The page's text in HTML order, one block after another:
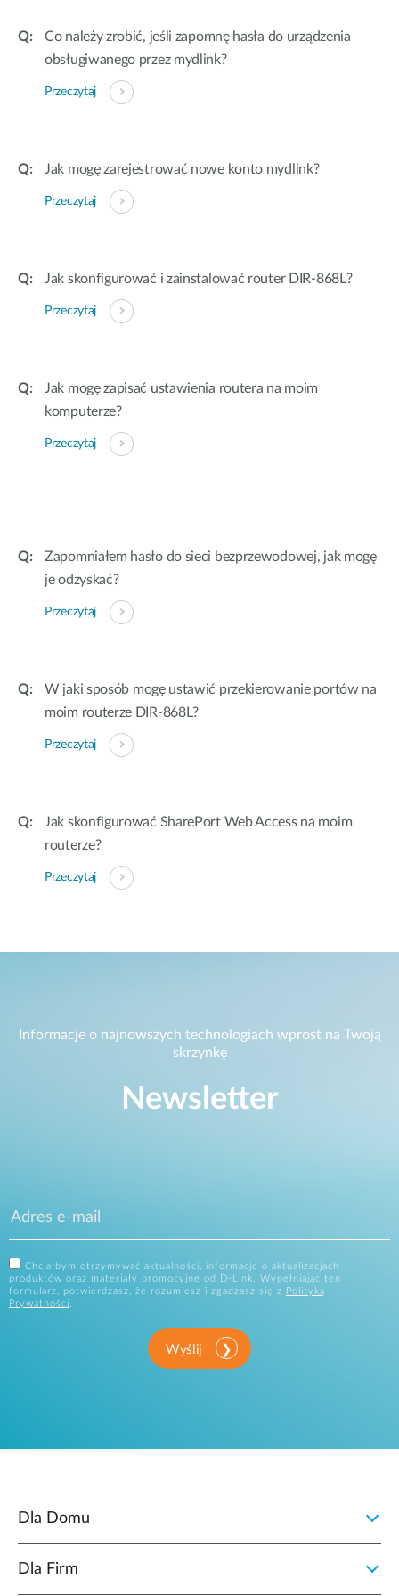
Co należy zrobić, jeśli zapomnę hasła do urządzenia
obsługiwanego przez mydlink?
Przeczytaj
Jak mogę zarejestrować nowe konto mydlink?
Przeczytaj
Jak skonfigurować i zainstalować router DIR-868L?
Przeczytaj
Jak mogę zapisać ustawienia routera na moim
komputerze?
Przeczytaj
Zapomniałem hasło do sieci bezprzewodowej, jak mogę
je odzyskać?
Przeczytaj
W jaki sposób mogę ustawić przekierowanie portów na
moim routerze DIR-868L?
Przeczytaj
Jak skonfigurować SharePort Web Access na moim
routerze?
Przeczytaj
Informacje o najnowszych technologiach wprost na Twoją
skrzynkę
Newsletter
Chciałbym otrzymywać aktualności, informacje o aktualizacjach
produktów oraz materiały promocyjne od D-Link. Wypełniając ten
formularz, potwierdzasz, że rozumiesz i zgadzasz się z
Polityką
Prywatności.
Wyślij
Dla Domu
Dla Firm